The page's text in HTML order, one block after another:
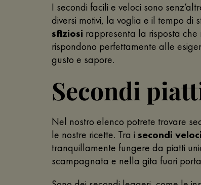
I secondi facili e veloci sono
diversi motivi, la voglia e il tempo
sfiziosi rappresenta la risposta che
rispondono perfettamente alle
gusto e sapore.
Secondi
Nel nostro elenco potrete trovare
le nostre ricette. Tra i secondi
tranquillamente fungere da piatti
scampagnata e nella gita fuori